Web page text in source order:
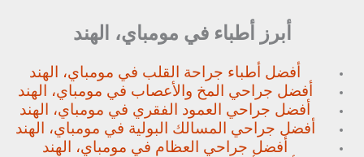
أبرز أطباء في مومباي، الهند
أفضل أطباء جراحة القلب في مومباي، الهند
أفضل جراحي المخ والأعصاب في مومباي، الهند
أفضل جراحي العمود الفقري في مومباي، الهند
أفضل جراحي المسالك البولية في مومباي، الهند
أفضل جراحي العظام في مومباي، الهند